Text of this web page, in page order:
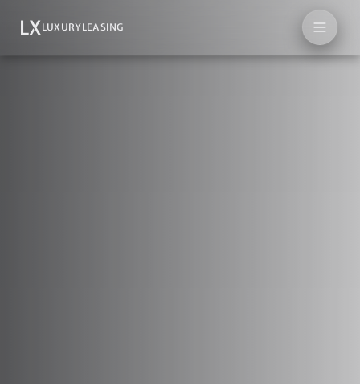
LXLUXURYLEASING